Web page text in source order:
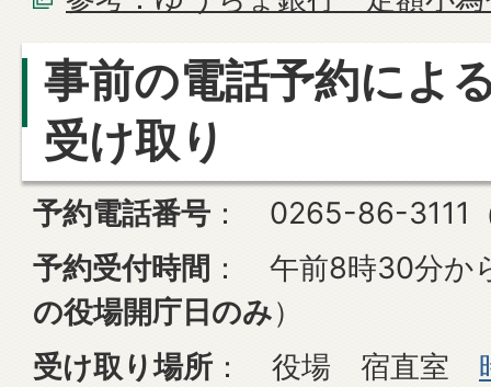
事前の電話予約によ
受け取り
予約電話番号 ： 0265-86-3111
予約受付時間 ： 午前8時30分か
の役場開庁日のみ）
受け取り場所 ： 役場 宿直室